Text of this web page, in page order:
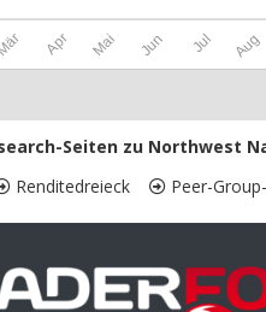
Apr Mai Jun Jul Aug
Seiten zu Northwest
Renditedreieck Peer-